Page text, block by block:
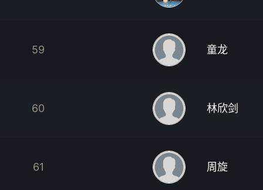
59 童龙
60 林欣剑
61 周旋